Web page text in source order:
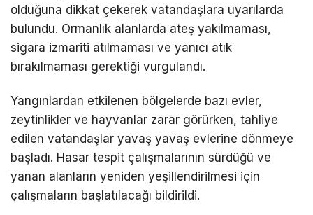
olduğuna dikkat çekerek vatandaşlara uyarılarda
bulundu. Ormanlık alanlarda ateş yakılmaması,
sigara izmariti atılmaması ve yanıcı atık
bırakılmaması gerektiği vurgulandı.
Yangınlardan etkilenen bölgelerde bazı evler,
zeytinlikler ve hayvanlar zarar görürken, tahliye
edilen vatandaşlar yavaş yavaş evlerine dönmeye
başladı. Hasar tespit çalışmalarının sürdüğü ve
yanan alanların yeniden yeşillendirilmesi için
çalışmaların başlatılacağı bildirildi.